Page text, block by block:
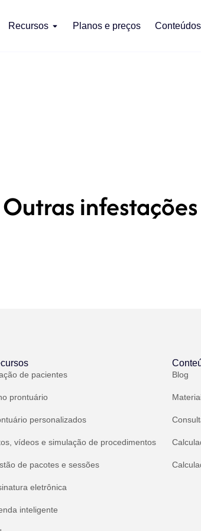
Recursos Planos e preços Conteúdos
de pacientes
prontuário
personalizados
vídeos e simulação de procedimentos
de pacotes e sessões
eletrônica
inteligente
Blog